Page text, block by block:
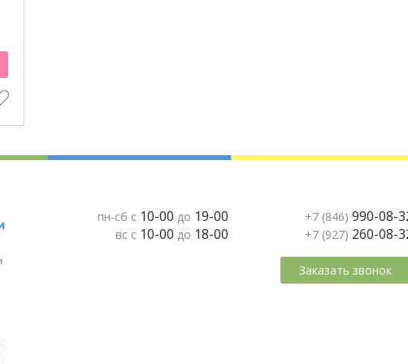
пн-сб с 10-00 до 19-00
вс с 10-00 до 18-00
+7 (846) 990-08-
+7 (927) 260-08-
Заказать звонок